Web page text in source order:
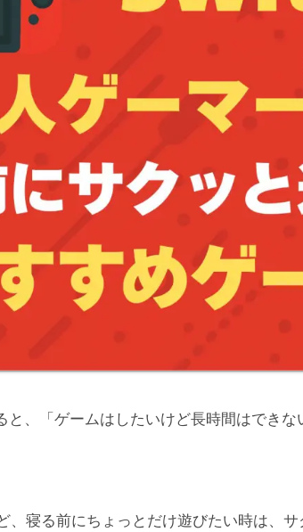
と、「ゲームはしたいけど長時間はでき
、寝る前にちょっとだけ遊びたい時は、